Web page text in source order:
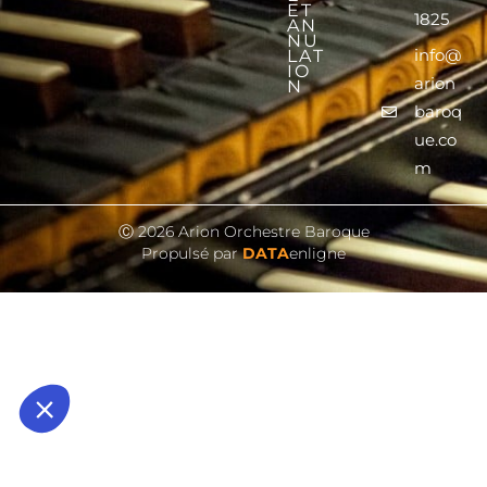
ET
AN
NU
LAT
IO
N
1825
info@
arion
baroq
ue.co
m
Ⓒ 2026 Arion Orchestre Baroque
Propulsé parDATAenligne